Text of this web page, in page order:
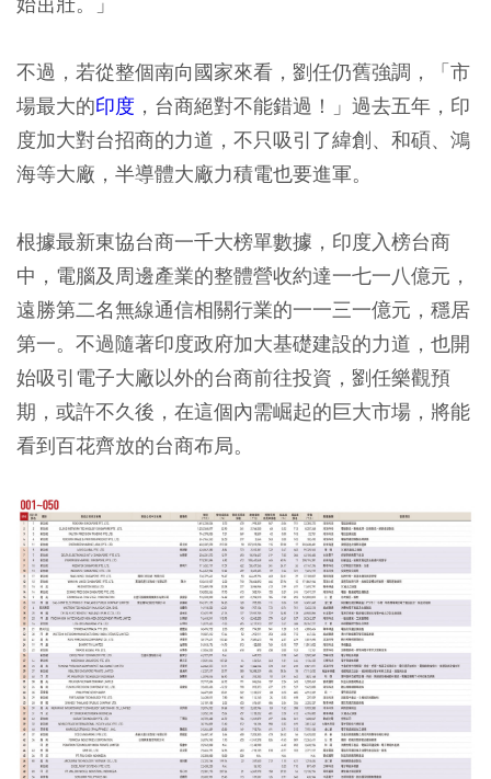
不過，若從整個南向國家來看，劉任仍舊強調，「市
場最大的印度 ，台商絕對不能錯過！」過去五年，印
度加大對台招商的力道，不只吸引了緯創、和碩、鴻
海等大廠，半導體大廠力積電也要進軍。
根據最新東協台商一千大榜單數據，印度入榜台商
中，電腦及周邊產業的整體營收約達一七一八億元，
遠勝第二名無線通信相關行業的一一三一億元，穩居
第一。不過隨著印度政府加大基礎建設的力道，也開
始吸引電子大廠以外的台商前往投資，劉任樂觀預
期，或許不久後，在這個內需崛起的巨大市場，將能
看到百花齊放的台商布局。